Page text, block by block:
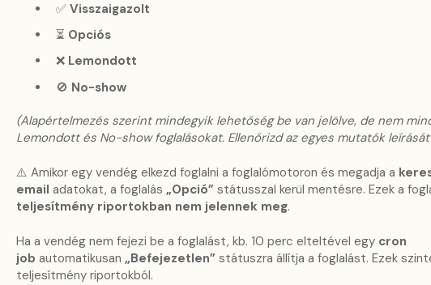
✅ Visszaigazolt
⏳ Opciós
❌ Lemondott
🚫 No-show
(Alapértelmezés szerint mindegyik lehetőség be van jelölve, de nem
Lemondott és No-show foglalásokat. Ellenőrizd az egyes mutatók
⚠️ Amikor egy vendég elkezd foglalni a foglalómotoron és megadja a
email adatokat, a foglalás „Opció” státusszal kerül mentésre. Ezek a
teljesítmény riportokban nem jelennek meg.
Ha a vendég nem fejezi be a foglalást, kb. 10 perc elteltével egy cron
job automatikusan „Befejezetlen” státuszra állítja a foglalást. Ezek
teljesítmény riportokból.